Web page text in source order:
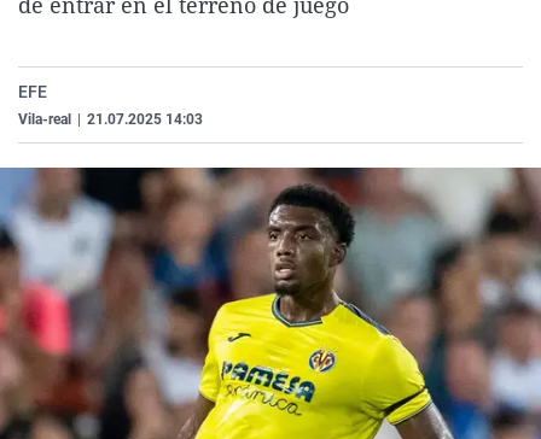
Gente viajera
Retornados
Operación Viuda
Galicia
Navarra
País Vasco
Televisión
EFE
Vila-real 21.07.2025 14:03